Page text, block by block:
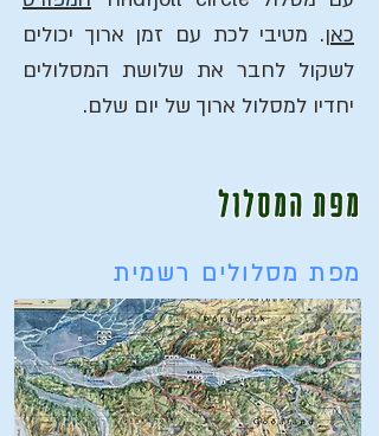
כאן. מטיבי לכת עם זמן ארוך יכולים
לשקול לחבר את שלושת המסלולים
יחדיו למסלול ארוך של יום שלם.
מפת המסלול
מפת מסלולים רשמית